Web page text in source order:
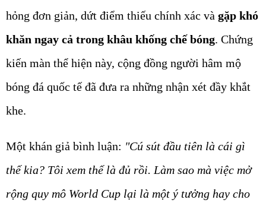
hỏng đơn giản, dứt điểm thiếu chính xác và gặp khó
khăn ngay cả trong khâu khống chế bóng. Chứng
kiến màn thể hiện này, cộng đồng người hâm mộ
bóng đá quốc tế đã đưa ra những nhận xét đầy khắt
khe.
Một khán giả bình luận: "Cú sút đầu tiên là cái gì
thế kia? Tôi xem thế là đủ rồi. Làm sao mà việc mở
rộng quy mô World Cup lại là một ý tưởng hay cho